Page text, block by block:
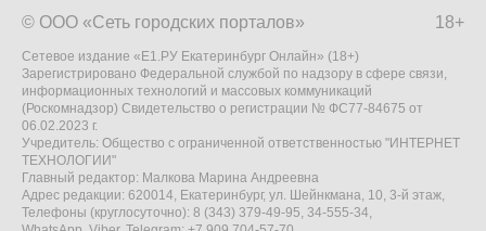
18+
© ООО «Сеть городских порталов»
Сетевое издание «Е1.РУ Екатеринбург Онлайн» (18+)
Зарегистрировано Федеральной службой по надзору в сфере связи,
информационных технологий и массовых коммуникаций
(Роскомнадзор) Свидетельство о регистрации № ФС77-84675 от
06.02.2023 г.
Учредитель: Общество с ограниченной ответственностью "ИНТЕРНЕТ
ТЕХНОЛОГИИ"
Главный редактор: Малкова Марина Андреевна
Адрес редакции: 620014, Екатеринбург, ул. Шейнкмана, 10, 3-й этаж,
Телефоны (круглосуточно): 8 (343) 379-49-95, 34-555-34,